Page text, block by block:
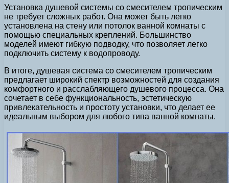
Установка душевой системы со смесителем тропическим
не требует сложных работ. Она может быть легко
установлена на стену или потолок ванной комнаты с
помощью специальных креплений. Большинство
моделей имеют гибкую подводку, что позволяет легко
подключить систему к водопроводу.
В итоге, душевая система со смесителем тропическим
предлагает широкий спектр возможностей для создания
комфортного и расслабляющего душевого процесса. Она
сочетает в себе функциональность, эстетическую
привлекательность и простоту установки, что делает ее
идеальным выбором для любого типа ванной комнаты.